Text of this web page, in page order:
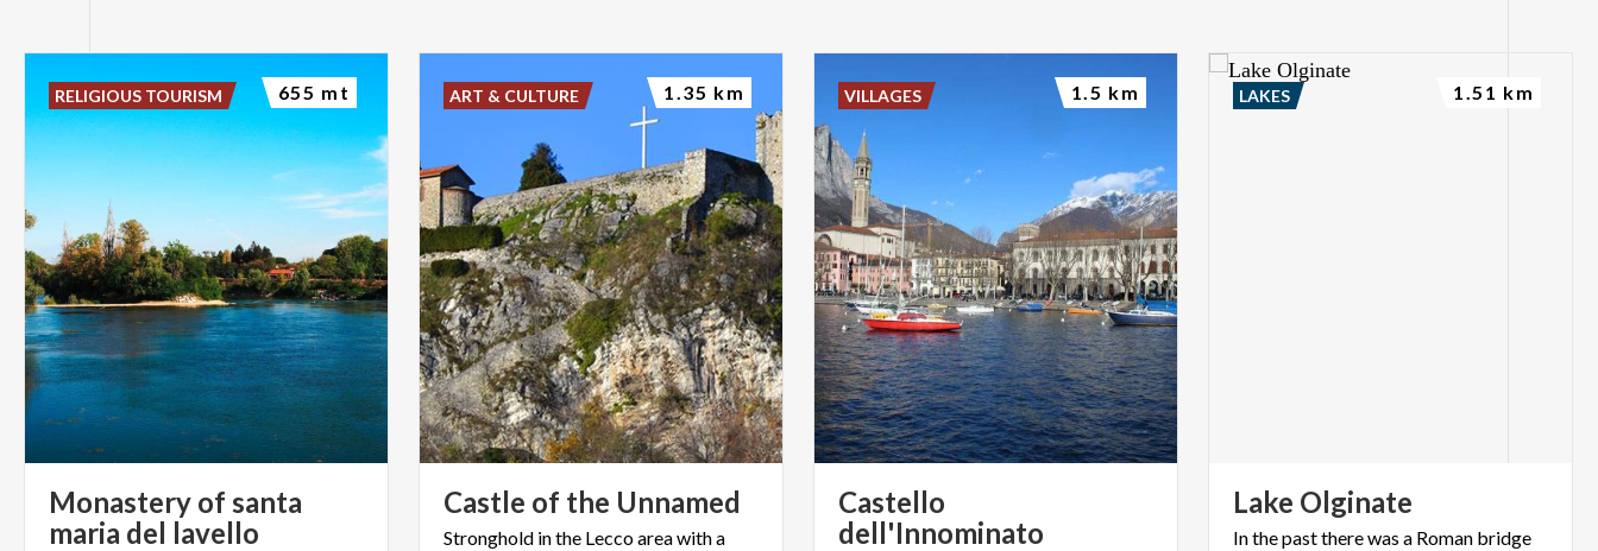
Monastery of santa
maria del lavello
RELIGIOUS TOURISM 655 mt
Castle of the Unnamed
Stronghold inthe Leccoareawitha
ART & CULTURE 1.35 km
Castello
dell'Innominato
VILLAGES 1.5 km
Lake Olginate
In the past there was a Roman bridge
LAKES 1.51 km